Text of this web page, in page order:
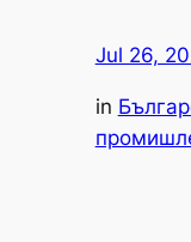
Jul 26,
in